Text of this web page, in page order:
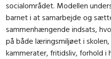
socialområdet. Modellen
barnet i at samarbejde og
sammenhængende indsats,
på både læringsmiljøet i
kammerater, fritidsliv, forhold i